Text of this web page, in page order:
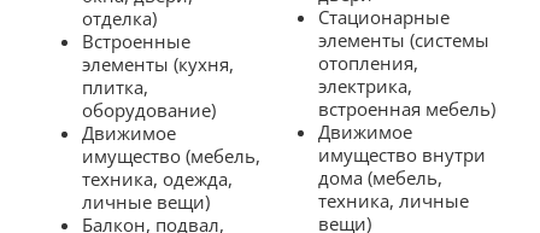
отделка)
Встроенные
элементы (кухня,
плитка,
оборудование)
Движимое
имущество (мебель,
техника, одежда,
личные вещи)
Балкон, подвал,
Стационарные
элементы (системы
отопления,
электрика,
встроенная мебель)
Движимое
имущество внутри
дома (мебель,
техника, личные
вещи)